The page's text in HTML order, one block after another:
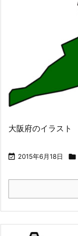
大阪府のイラスト
 2015年6月18日 